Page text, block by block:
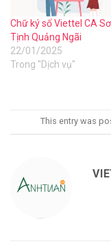
Chữ ký số Viettel CA
Tịnh Quảng Ngãi
22/01/2025
Trong "Dịch vụ"
This entry was